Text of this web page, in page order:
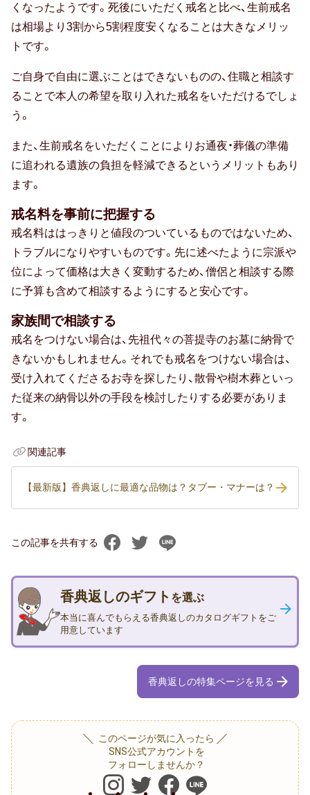
くなったようです。死後にいただく戒名と比べ、生前戒名
は相場より3割から5割程度安くなることは大きなメリッ
トです。
ご自身で自由に選ぶことはできないものの、住職と相談す
ることで本人の希望を取り入れた戒名をいただけるでしょ
う。
また、生前戒名をいただくことによりお通夜・葬儀の準備
に追われる遺族の負担を軽減できるというメリットもあり
ます。
戒名料を事前に把握する
戒名料ははっきりと値段のついているものではないため、
トラブルになりやすいものです。先に述べたように宗派や
位によって価格は大きく変動するため、僧侶と相談する際
に予算も含めて相談するようにすると安心です。
家族間で相談する
戒名をつけない場合は、先祖代々の菩提寺のお墓に納骨で
きないかもしれません。それでも戒名をつけない場合は、
受け入れてくださるお寺を探したり、散骨や樹木葬といっ
た従来の納骨以外の手段を検討したりする必要がありま
す。
関連記事
【最新版】香典返しに最適な品物は？タブー・マナーは？
この記事を共有する
香典返しのギフト を選ぶ
本当に喜んでもらえる香典返しのカタログギフトをご
用意しています
香典返しの特集ページを見る
このページが気に入ったら
SNS公式アカウントを
フォローしませんか？